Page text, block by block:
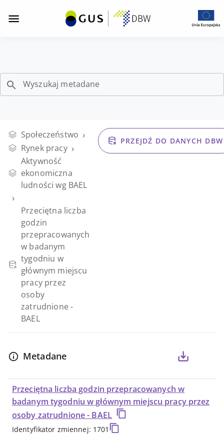
Przeciętna
godzin
przepracowanych
badanym
tygodniu
w
głównym
miejscu
pracy
przez
zatrudnione
BAEL
Przejdź
Przejdź
Przejdź
Wyszukaj metadane
Społeczeństwo ›
Rynek pracy ›
Aktywność
ekonomiczna
ludności wg BAEL
›
Przeciętna liczba
godzin
przepracowanych
w badanym
tygodniu w
głównym miejscu
pracy przez
osoby
zatrudnione -
BAEL
PRZEJDŹ DO DANYCH DBW
Metadane
Przeciętna liczba godzin przepracowanych w
badanym tygodniu w głównym miejscu pracy przez
osoby zatrudnione - BAEL
Identyfikator zmiennej: 1701